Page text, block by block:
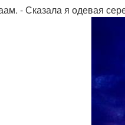
- Сказала я одевая